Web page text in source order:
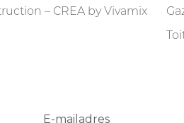
– CREA by Vivamix